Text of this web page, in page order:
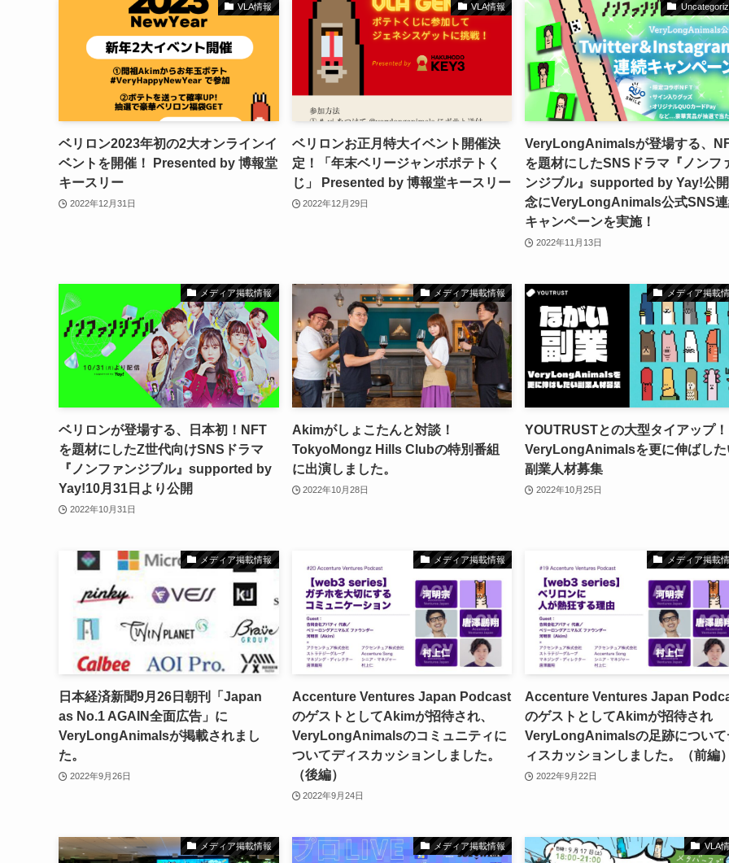
VLA情報
ベリロン2023年初の2大オンラインイ
ベントを開催！ Presented by 博報堂
キースリー
2022年12月31日
VLA情報
ベリロンお正月特大イベント開催決
定！「年末ベリージャンボポテトく
じ」 Presented by 博報堂キースリー
2022年12月29日
VeryLongAnimalsが登場する、
を題材にしたSNSドラマ『ノンフ
ンジブル』supported by Yay!公
念にVeryLongAnimals公式SNS
キャンペーンを実施！
2022年11月13日
メディア掲載情報
ベリロンが登場する、日本初！NFT
を題材にしたZ世代向けSNSドラマ
『ノンファンジブル』supported by
Yay!10月31日より公開
2022年10月31日
メディア掲載情報
Akimがしょこたんと対談！
TokyoMongz Hills Clubの特別番組
に出演しました。
2022年10月28日
メディア掲載
YOUTRUSTとの大型タイアップ！
VeryLongAnimalsを更に伸ばした
副業人材募集
2022年10月25日
メディア掲載情報
日本経済新聞9月26日朝刊「Japan
as No.1 AGAIN全面広告」に
VeryLongAnimalsが掲載されまし
た。
2022年9月26日
メディア掲載情報
Accenture Ventures Japan Podcast
のゲストとしてAkimが招待され、
VeryLongAnimalsのコミュニティに
ついてディスカッションしました。
（後編）
2022年9月24日
メディア掲載
Accenture Ventures Japan
のゲストとしてAkimが招待され
VeryLongAnimalsの足跡について
ィスカッションしました。（前編
2022年9月22日
メディア掲載情報 メディア掲載情報 VLA